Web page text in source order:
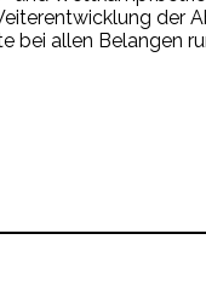
der
bei allen Belangen